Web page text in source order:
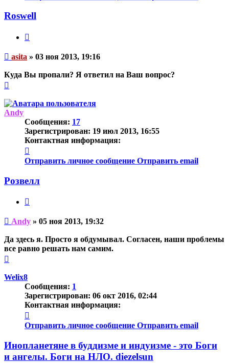
пользователя
asita
Roswell
Непрочитанное
asita » 03 ноя 2013, 19:16
Куда Вы пропали? Я ответил на Ваш вопрос?
началу
Andy
Сообщения: 17
Зарегистрирован: 19 июл 2013, 16:55
Контактная информация:
информация
пользователя
Отправить личное сообщение Отправить email
Розвелл
Непрочитанное
сообщение
Andy » 05 ноя 2013, 19:32
Да здесь я. Просто я обдумывал. Согласен, наши проблемы
все равно решать нам самим.
началу
Welix8
Сообщения: 1
Зарегистрирован: 06 окт 2016, 02:44
Контактная информация:
информация
пользователя
Отправить личное сообщение Отправить email
Инопланетяне в буддизме и индуизме - это Боги
и ангелы. Боги на НЛО. diezelsun